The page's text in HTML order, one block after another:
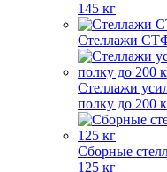
145 кг
Стеллажи
Стеллажи
полку до 200
Сборные
125 кг